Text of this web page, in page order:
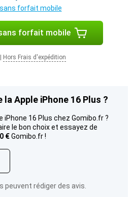
forfait mobile
forfait mobile
Hors Frais d'expédition
Apple iPhone 16 Plus ?
iPhone 16 Plus chez Gomibo.fr ?
le bon choix et essayez de
€Gomibo.fr !
peuvent rédiger des avis.